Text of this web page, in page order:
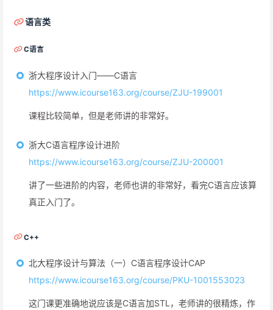
语言类
C语言
浙大程序设计入门——C语言
https://www.icourse163.org/course/ZJU-199001
课程比较简单，但是老师讲的非常好。
浙大C语言程序设计进阶
https://www.icourse163.org/course/ZJU-200001
讲了一些进阶的内容，老师也讲的非常好，看完C语言应该算
真正入门了。
C++
北大程序设计与算法（一）C语言程序设计CAP
https://www.icourse163.org/course/PKU-1001553023
这门课更准确地说应该是C语言加STL，老师讲的很精炼，作